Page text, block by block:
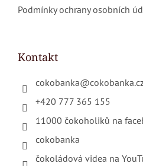
Podmínky ochrany osobních
Kontakt
cokobanka@
+420 777 365 155
11000 čokoholiků na
cokobanka
čokoládová videa na